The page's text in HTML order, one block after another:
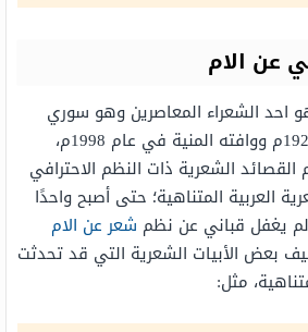
عن الام
احد الشعراء المعاصرين وهو سوري
الجنسية وُلد في عام 1923م ووافته المنية في عام 1998م،
الشعرية ذات النظم الاحترافي
العربية المتناهية؛ حتى أصبح واحدًا
يغفل قباني عن نظم شعر عن الام
بعض الأبيات الشعرية التي قد تحدثت
مثل: